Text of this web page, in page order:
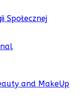
Społecznej
and MakeUp